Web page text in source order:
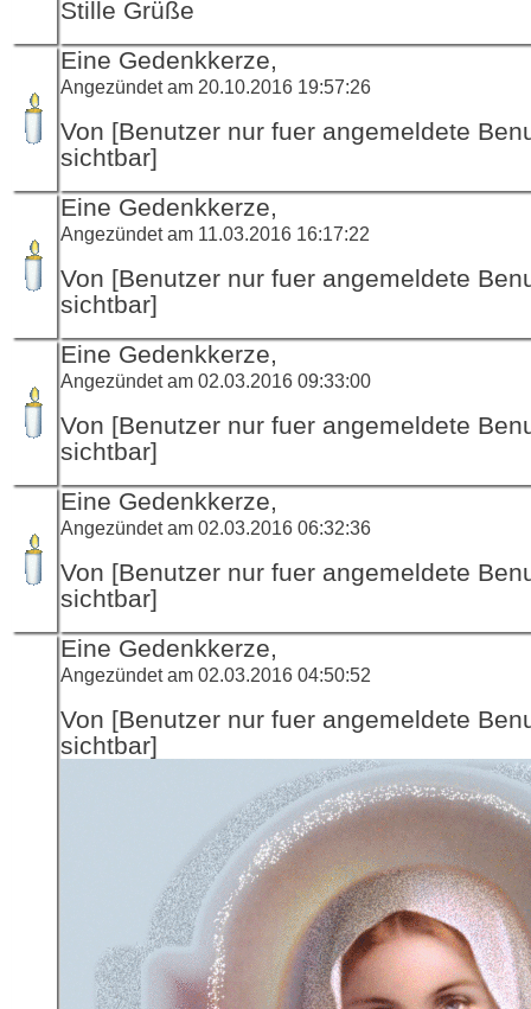
Stille Grüße
Eine Gedenkkerze,
Angezündet am 20.10.2016 19:57:26
Von [Benutzer nur fuer angemeldete
sichtbar]
Eine Gedenkkerze,
Angezündet am 11.03.2016 16:17:22
Von [Benutzer nur fuer angemeldete
sichtbar]
Eine Gedenkkerze,
Angezündet am 02.03.2016 09:33:00
Von [Benutzer nur fuer angemeldete
sichtbar]
Eine Gedenkkerze,
Angezündet am 02.03.2016 06:32:36
Von [Benutzer nur fuer angemeldete
sichtbar]
Eine Gedenkkerze,
Angezündet am 02.03.2016 04:50:52
Von [Benutzer nur fuer angemeldete
sichtbar]